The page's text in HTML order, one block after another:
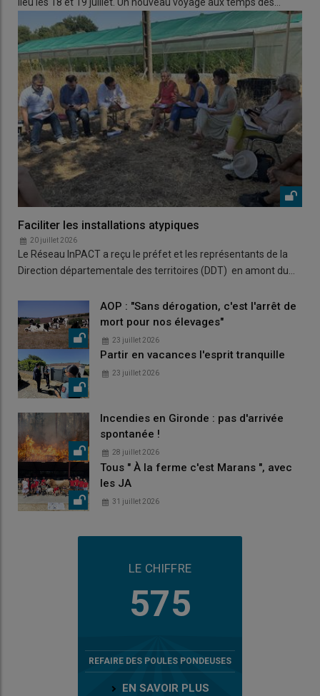
lieu les 18 et 19 juillet. Un nouveau voyage aux temps des…
Faciliter les installations atypiques
20 juillet 2026
Le Réseau InPACT a reçu le préfet et les représentants de la
Direction départementale des territoires (DDT) en amont du…
AOP : "Sans dérogation, c'est l'arrêt de
mort pour nos élevages"
23 juillet 2026
Partir en vacances l'esprit tranquille
23 juillet 2026
Incendies en Gironde : pas d'arrivée
spontanée !
28 juillet 2026
Tous " À la ferme c'est Marans ", avec
les JA
31 juillet 2026
LE CHIFFRE
575
REFAIRE DES POULES PONDEUSES
EN SAVOIR PLUS